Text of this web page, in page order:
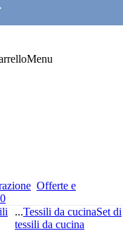
Menu
Offerte e
...Tessili da cucinaSet di
tessili da cucina